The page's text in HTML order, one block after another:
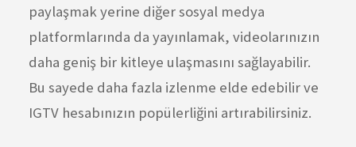
paylaşmak yerine diğer sosyal medya
platformlarında da yayınlamak, videolarınızın
daha geniş bir kitleye ulaşmasını sağlayabilir.
Bu sayede daha fazla izlenme elde edebilir ve
IGTV hesabınızın popülerliğini artırabilirsiniz.